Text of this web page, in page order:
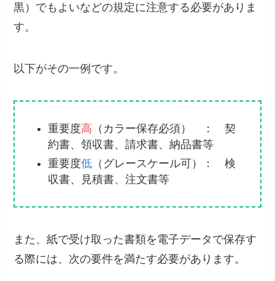
黒）でもよいなどの規定に注意する必要がありま
す。
以下がその一例です。
重要度高 （カラー保存必須） ： 契
約書、領収書、請求書、納品書等
重要度低 （グレースケール可）： 検
収書、見積書、注文書等
また、紙で受け取った書類を電子データで保存す
る際には、次の要件を満たす必要があります。